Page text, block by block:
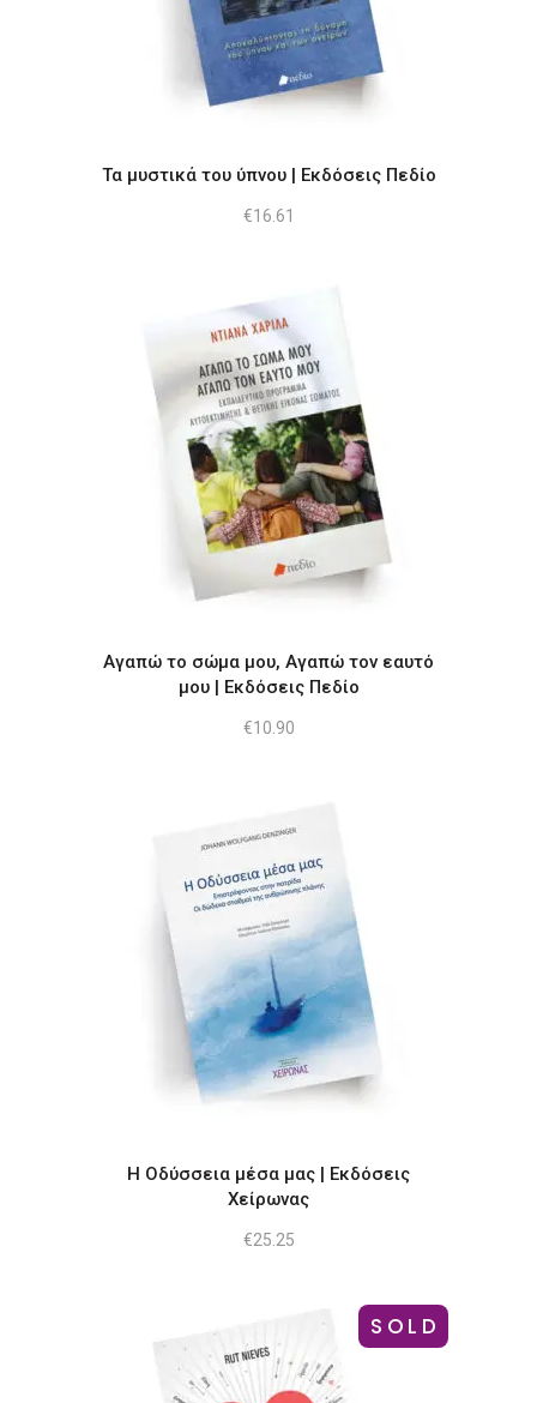
Τα μυστικά του ύπνου | Εκδόσεις Πεδίο
€16.61
Αγαπώ το σώμα μου, Αγαπώ τον εαυτό
μου | Εκδόσεις Πεδίο
€10.90
Η Οδύσσεια μέσα μας | Εκδόσεις
Χείρωνας
€25.25
SOLD